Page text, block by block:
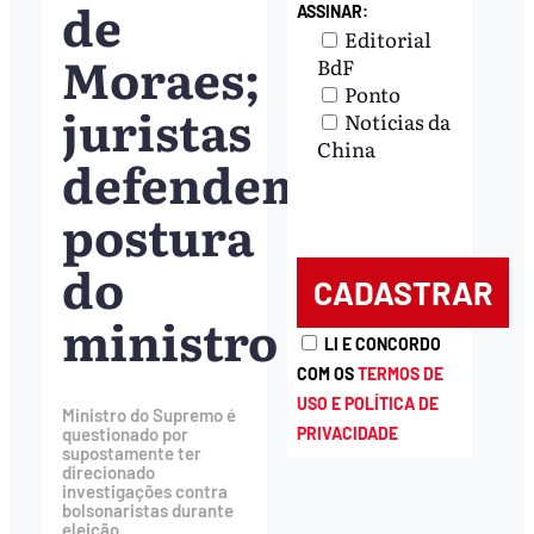
de
Moraes;
juristas
defendem
postura
do
ministro
Ministro do Supremo é
questionado por
supostamente ter
direcionado
investigações contra
bolsonaristas durante
eleição
ASSINAR:
Editorial
BdF
Ponto
Notícias da
China
LI E CONCORDO
COM OSTERMOS DE
USO E POLÍTICA DE
PRIVACIDADE